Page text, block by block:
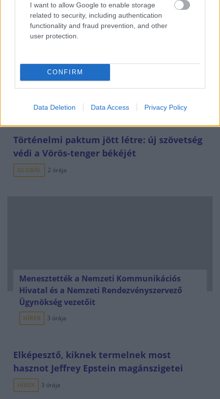
I want to allow Google to enable storage
related to security, including authentication
functionality and fraud prevention, and other
user protection.
CONFIRM
Data Deletion Data Access Privacy Policy
El is dőlt, ki lesz a köztársasági elnök
HÍREK egy órája
Történelmi paktum jött létre: új szövetség
védi a Vörös-tenger békéjét
GLOBÁL 2 órája
Menesztették a Nemzeti Kommunikációs
Hivatal és a Nemzeti Rendezvényszervező
Ügynökség vezetőit
HÍREK 3 órája
Elképesztő, kiknek termelnek most
hasznot Jeffrey Epstein magánszigetei
HÍREK 3 órája